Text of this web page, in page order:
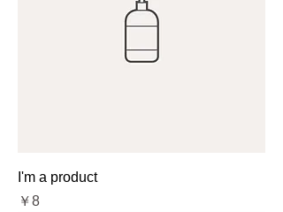
I'm a product
価格
￥8